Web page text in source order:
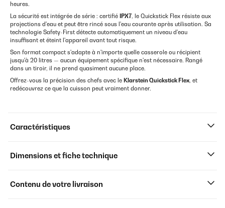
heures.
La sécurité est intégrée de série : certifié IPX7, le Quickstick Flex résiste aux
projections d'eau et peut être rincé sous l'eau courante après utilisation. Sa
technologie Safety-First détecte automatiquement un niveau d'eau
insuffisant et éteint l'appareil avant tout risque.
Son format compact s'adapte à n'importe quelle casserole ou récipient
jusqu'à 20 litres — aucun équipement spécifique n'est nécessaire. Rangé
dans un tiroir, il ne prend quasiment aucune place.
Offrez-vous la précision des chefs avec le Klarstein Quickstick Flex, et
redécouvrez ce que la cuisson peut vraiment donner.
Caractéristiques
Dimensions et fiche technique
Contenu de votre livraison